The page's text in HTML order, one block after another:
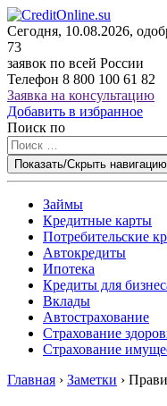
Сегодня, 10.08.2026,
73
заявок по всей России
Телефон 8 800 100 61 82
Заявка на консультацию
Добавить в избранное
Поиск по
Показать/Скрыть навигацию
Займы
Кредитные карты
Потребительские
Автокредиты
Ипотека
Кредиты для
Вклады
Автострахование
Страхование
Страхование
Главная › Заметки ›